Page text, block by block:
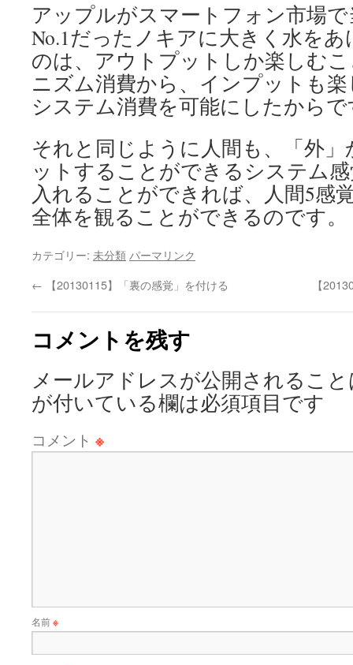
アップルがスマートフォン市場
No.1だったノキアに大きく水を
のは、アウトプットしか楽しむ
ニズム消費から、インプットも
システム消費を可能にしたから
それと同じように人間も、「外
ットすることができるシステム
入れることができれば、人間5感
全体を観ることができるのです。
カテゴリー: 未分類 パーマリンク
← 【20130115】「裏の感覚」を付ける 【
コメントを残す
メールアドレスが公開されるこ
が付いている欄は必須項目です
コメント ※
名前※